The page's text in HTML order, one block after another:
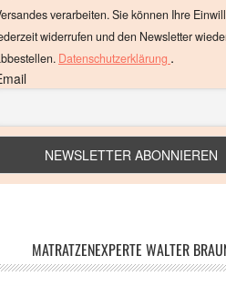
verarbeiten. Sie können Ihre
widerrufen und den Newsletter
Datenschutzerklärung .
MATRATZENEXPERTE WALTER